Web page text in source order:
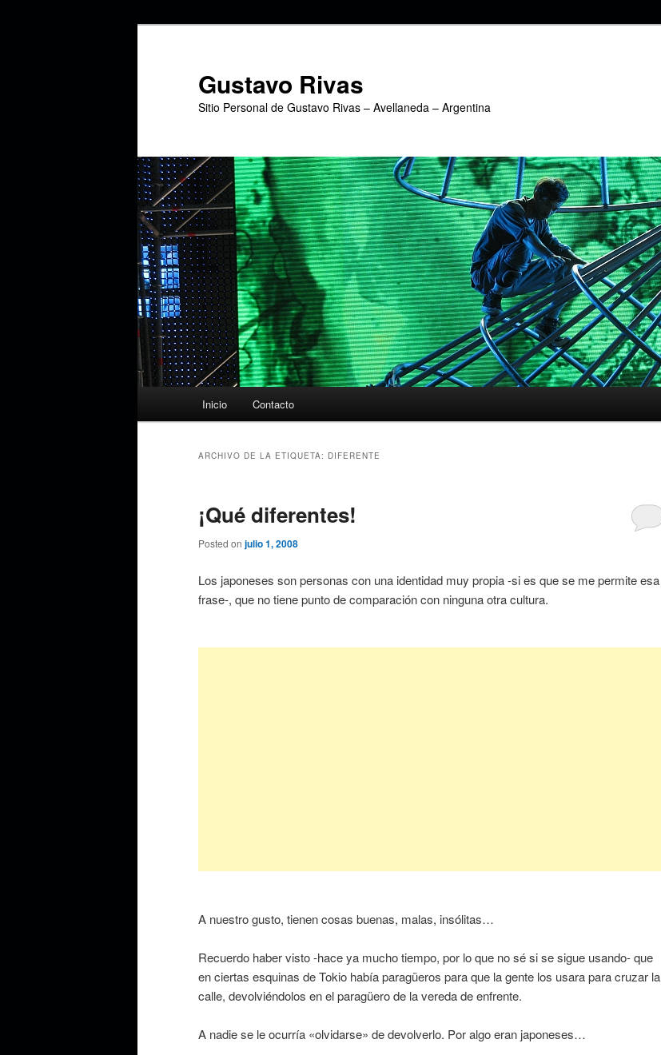
Gustavo Rivas
Sitio Personal de Gustavo Rivas – Avellaneda – Argentina
Inicio Contacto
ARCHIVO DE LA ETIQUETA: DIFERENTE
¡Qué diferentes!
Posted on julio 1, 2008
Los japoneses son personas con una identidad muy propia -si es que se me permite esa
frase-, que no tiene punto de comparación con ninguna otra cultura.
A nuestro gusto, tienen cosas buenas, malas, insólitas…
Recuerdo haber visto -hace ya mucho tiempo, por lo que no sé si se sigue usando- que
en ciertas esquinas de Tokio había paragüeros para que la gente los usara para cruzar la
calle, devolviéndolos en el paragüero de la vereda de enfrente.
A nadie se le ocurría «olvidarse» de devolverlo. Por algo eran japoneses…